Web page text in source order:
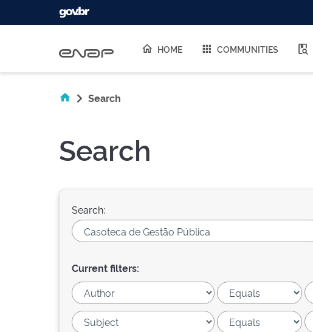
HOME COMMUNITIES
Search
Search
Search:
Current filters: